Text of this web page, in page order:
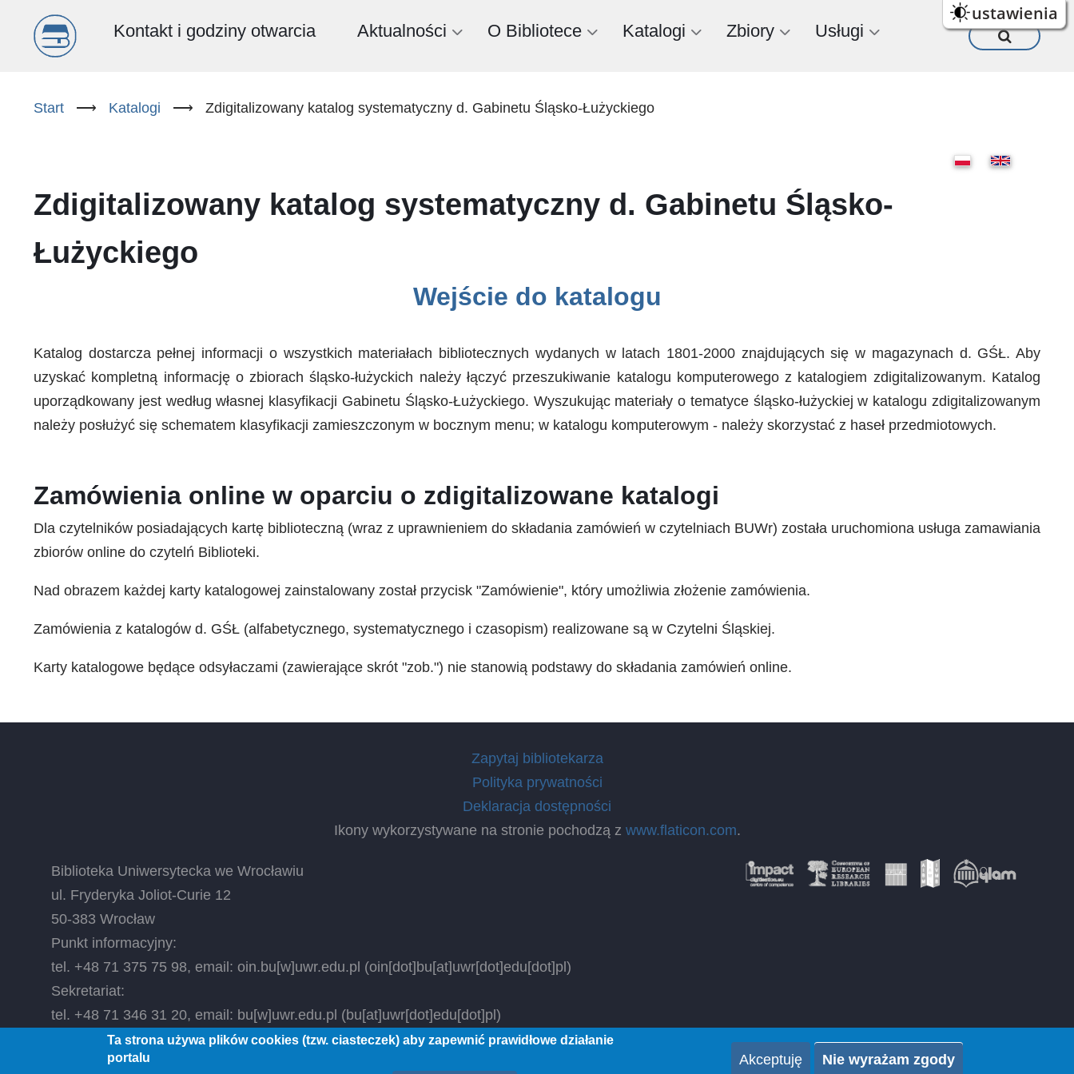
ustawienia
Menu
(PL)
Kontakt i godziny otwarcia Aktualności O Bibliotece Katalogi Zbiory Usługi
Start ⟶ Katalogi ⟶ Zdigitalizowany katalog systematyczny d. Gabinetu Śląsko-Łużyckiego
Zdigitalizowany katalog systematyczny d. Gabinetu Śląsko-
Łużyckiego
Wejście do katalogu
Katalog dostarcza pełnej informacji o wszystkich materiałach bibliotecznych wydanych w latach 1801-2000 znajdujących się w magazynach d. GŚŁ. Aby
uzyskać kompletną informację o zbiorach śląsko-łużyckich należy łączyć przeszukiwanie katalogu komputerowego z katalogiem zdigitalizowanym. Katalog
uporządkowany jest według własnej klasyfikacji Gabinetu Śląsko-Łużyckiego. Wyszukując materiały o tematyce śląsko-łużyckiej w katalogu zdigitalizowanym
należy posłużyć się schematem klasyfikacji zamieszczonym w bocznym menu; w katalogu komputerowym - należy skorzystać z haseł przedmiotowych.
Zamówienia online w oparciu o zdigitalizowane katalogi
Dla czytelników posiadających kartę biblioteczną (wraz z uprawnieniem do składania zamówień w czytelniach BUWr) została uruchomiona usługa zamawiania
zbiorów online do czytelń Biblioteki.
Nad obrazem każdej karty katalogowej zainstalowany został przycisk "Zamówienie", który umożliwia złożenie zamówienia.
Zamówienia z katalogów d. GŚŁ (alfabetycznego, systematycznego i czasopism) realizowane są w Czytelni Śląskiej.
Karty katalogowe będące odsyłaczami (zawierające skrót "zob.") nie stanowią podstawy do składania zamówień online.
Zapytaj bibliotekarza
Polityka prywatności
Deklaracja dostępności
Ikony wykorzystywane na stronie pochodzą z www.flaticon.com.
Biblioteka Uniwersytecka we Wrocławiu
ul. Fryderyka Joliot-Curie 12
50-383 Wrocław
Punkt informacyjny:
tel. +48 71 375 75 98, email: oin.bu [w] uwr.edu.pl (oin[dot]bu[at]uwr[dot]edu[dot]pl)
Sekretariat:
tel. +48 71 346 31 20, email: bu [w] uwr.edu.pl (bu[at]uwr[dot]edu[dot]pl)
Ta strona używa plików cookies (tzw. ciasteczek) aby zapewnić prawidłowe działanie
portalu
Akceptuję Nie wyrażam zgody